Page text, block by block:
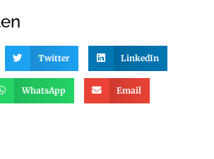
Twitter LinkedIn
WhatsApp Email